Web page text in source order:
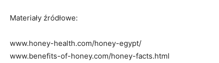
Materiały źródłowe:
www.honey-health.com/honey-egypt/
www.benefits-of-honey.com/honey-facts.html